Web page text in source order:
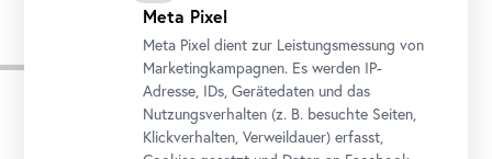
Folgetermine
DIENSTAG MITTWOCH
Meta Pixel
Meta Pixel dient zur Leistungsmessung von
Marketingkampagnen. Es werden IP-
Adresse, IDs, Gerätedaten und das
Nutzungsverhalten (z. B. besuchte Seiten,
Klickverhalten, Verweildauer) erfasst,